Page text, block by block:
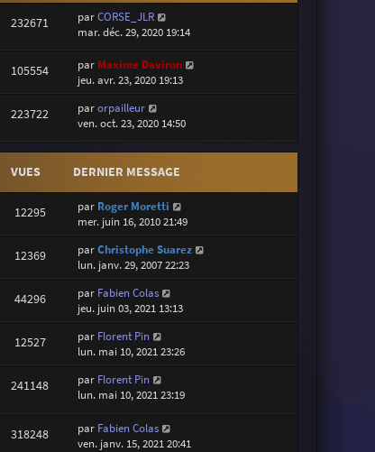
232671 parCORSE_JLR
mar. déc. 29, 2020 19:14
105554 par Maxime Daviron
jeu. avr. 23, 2020 19:13
223722 parorpailleur
ven. oct. 23, 2020 14:50
VUES DERNIER MESSAGE
12295 par Roger Moretti
mer. juin 16, 2010 21:49
12369 parChristophe Suarez
lun. janv. 29, 2007 22:23
44296 par Fabien Colas
jeu. juin 03, 2021 13:13
12527 par Florent Pin
lun. mai 10, 2021 23:26
241148 par Florent Pin
lun. mai 10, 2021 23:19
318248 par Fabien Colas
ven. janv. 15, 2021 20:41